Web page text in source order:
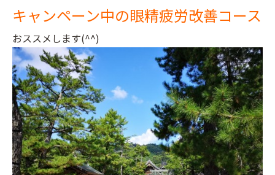
キャンペーン中の眼精疲労改善コース
おススメします(^^)